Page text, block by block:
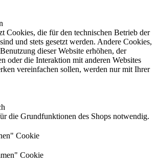
Cookies, die für den technischen Betrieb der
und stets gesetzt werden. Andere Cookies,
dieser Website erhöhen, der
oder die Interaktion mit anderen Websites
vereinfachen sollen, werden nur mit Ihrer
die Grundfunktionen des Shops notwendig.
Cookie
Cookie